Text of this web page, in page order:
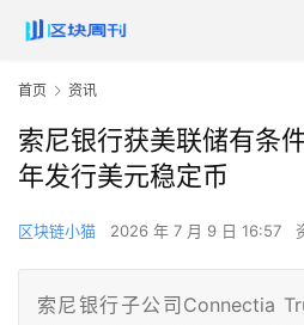
首页 资讯
索尼银行获美联储有条
年发行美元稳定币
区块链小猫 2026 年 7 月 9 日 16:57
索尼银行子公司Connectia